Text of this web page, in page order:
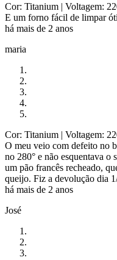
Cor: Titanium | Voltagem:
E um forno fácil de limpar
há mais de 2 anos
maria
Cor: Titanium | Voltagem:
O meu veio com defeito no
no 280° e não esquentava o
um pão francês recheado,
queijo. Fiz a devolução dia
há mais de 2 anos
José